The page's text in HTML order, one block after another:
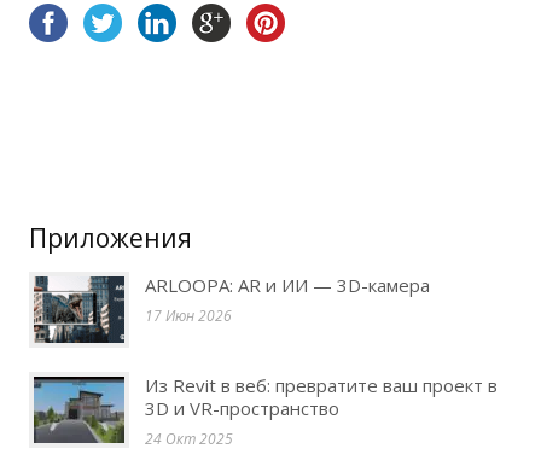
Приложения
ARLOOPA: AR и ИИ — 3D-камера
17 Июн 2026
Из Revit в веб: превратите ваш проект в
3D и VR-пространство
24 Окт 2025